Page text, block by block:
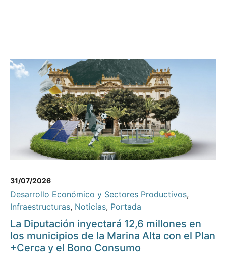
31/07/2026
Desarrollo Económico y Sectores Productivos,
Infraestructuras, Noticias, Portada
La Diputación inyectará 12,6 millones en
los municipios de la Marina Alta con el Plan
+Cerca y el Bono Consumo